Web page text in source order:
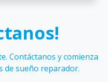
Contáctanos y comienza
de sueño reparador.